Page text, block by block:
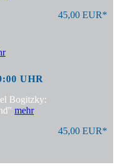
45,00 EUR*
UHR
Bogitzky:
mehr
45,00 EUR*